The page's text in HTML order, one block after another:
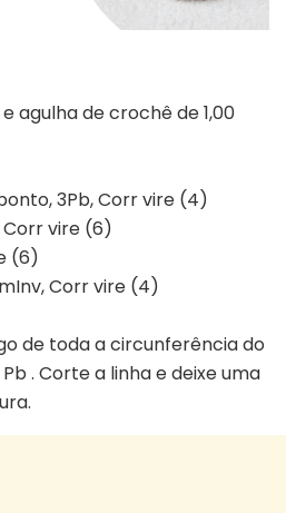
agulha de crochê de 1,00
3Pb, Corr vire (4)
Corr vire (6)
(6)
Corr vire (4)
de toda a circunferência do
. Corte a linha e deixe uma